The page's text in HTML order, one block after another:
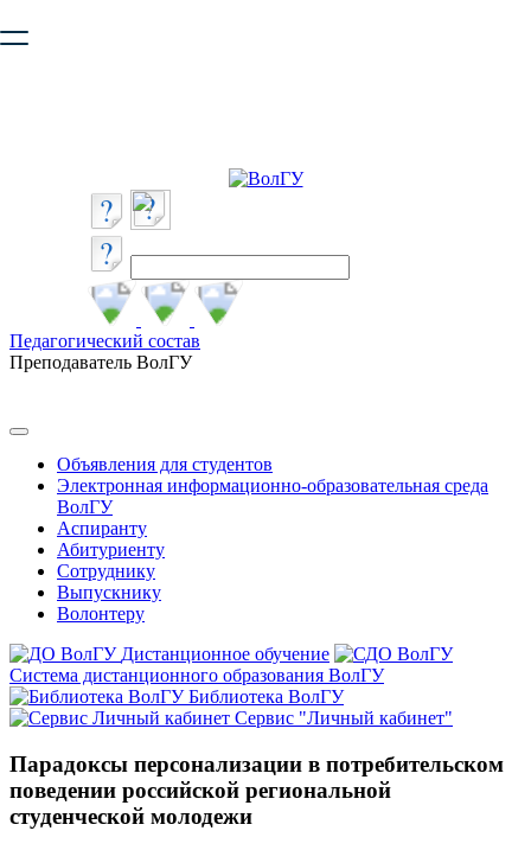
безопасную работу с сайтом. Пожалуйста
Педагогический состав
Преподаватель ВолГУ
Объявления для студентов
Электронная информационно-образовательная среда
ВолГУ
Аспиранту
Абитуриенту
Сотруднику
Выпускнику
Волонтеру
Дистанционное обучение
Система дистанционного образования ВолГУ
Библиотека ВолГУ
Сервис "Личный кабинет"
Парадоксы персонализации в потребительском
поведении российской региональной
студенческой молодежи